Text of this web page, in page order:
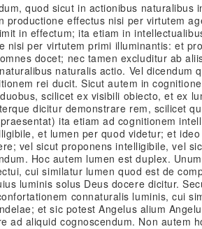
quod sicut in actionibus naturalibus
productione effectus nisi per virtutem
in effectum; ita etiam in
nisi per virtutem primi illuminantis: et
docet; nec tamen excluditur ab
naturalis actio. Vel dicendum
rei ducit. Sicut autem in
scilicet ex visibili obiecto, et ex
dicitur demonstrare rem, scilicet
ita etiam ad cognitionem
et lumen per quod videtur; et
vel sicut proponens intelligibile, vel
Hoc autem lumen est duplex.
cui similatur lumen quod est de
luminis solus Deus docere dicitur.
connaturalis luminis, cui
et sic potest Angelus alium
ad aliquid cognoscendum. Non autem